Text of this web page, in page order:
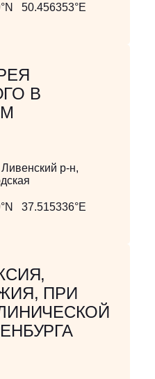
50.456353°E
В
р-н,
37.515336°E
ПРИ